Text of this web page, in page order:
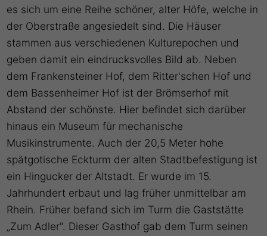
es sich um eine Reihe schöner, alter Höfe, welche in
der Oberstraße angesiedelt sind. Die Häuser
stammen aus verschiedenen Kulturepochen und
geben damit ein eindrucksvolles Bild ab. Neben
dem Frankensteiner Hof, dem Ritter'schen Hof und
dem Bassenheimer Hof ist der Brömserhof mit
Abstand der schönste. Hier befindet sich darüber
hinaus ein Museum für mechanische
Musikinstrumente. Auch der 20,5 Meter hohe
spätgotische Eckturm der alten Stadtbefestigung ist
ein Hingucker der Altstadt. Er wurde im 15.
Jahrhundert erbaut und lag früher unmittelbar am
Rhein. Früher befand sich im Turm die Gaststätte
„Zum Adler". Dieser Gasthof gab dem Turm seinen